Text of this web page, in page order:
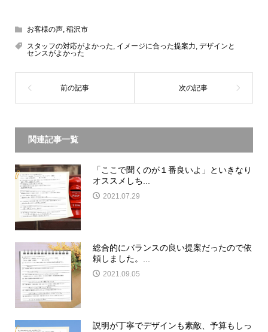
お客様の声, 稲沢市
スタッフの対応がよかった イメージに合った提案力 デザインと
センスがよかった
関連記事一覧
「ここで聞くのが１番良いよ」といきなり
オススメしち...
2021.07.29
総合的にバランスの良い提案だったので依
頼しました。...
2021.09.05
説明が丁寧でデザインも素敵、予算もしっ